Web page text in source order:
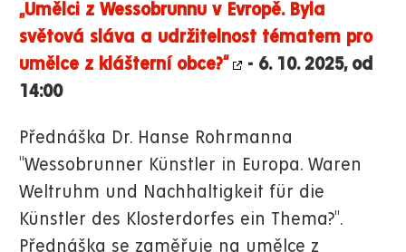
„Umělci z Wessobrunnu v Evropě. Byla
světová sláva a udržitelnost tématem pro
umělce z klášterní obce?“
- 6. 10. 2025, od
14:00
Přednáška Dr. Hanse Rohrmanna
"Wessobrunner Künstler in Europa. Waren
Weltruhm und Nachhaltigkeit für die
Künstler des Klosterdorfes ein Thema?".
Přednáška se zaměřuje na umělce z